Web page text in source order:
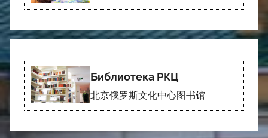
Библиотека РКЦ
北京俄罗斯文化中心图书馆